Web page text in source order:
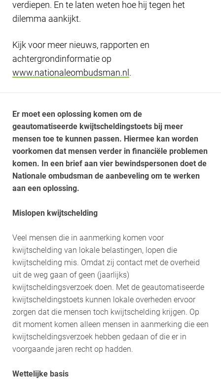
verdiepen. En te laten weten hoe hij tegen het
dilemma aankijkt.
Kijk voor meer nieuws, rapporten en
achtergrondinformatie op
www.nationaleombudsman.nl .
Er moet een oplossing komen om de
geautomatiseerde kwijtscheldingstoets bij meer
mensen toe te kunnen passen. Hiermee kan worden
voorkomen dat mensen verder in financiële problemen
komen. In een brief aan vier bewindspersonen doet de
Nationale ombudsman de aanbeveling om te werken
aan een oplossing.
Mislopen kwijtschelding
Veel mensen die in aanmerking komen voor
kwijtschelding van lokale belastingen, lopen die
kwijtschelding mis. Omdat zij contact met de overheid
uit de weg gaan of geen (jaarlijks)
kwijtscheldingsverzoek doen. Met de geautomatiseerde
kwijtscheldingstoets kunnen lokale overheden ervoor
zorgen dat die mensen toch kwijtschelding krijgen. Op
dit moment komen alleen mensen in aanmerking die een
kwijtscheldingsverzoek hebben gedaan of die er in
voorgaande jaren recht op hadden.
Wettelijke basis